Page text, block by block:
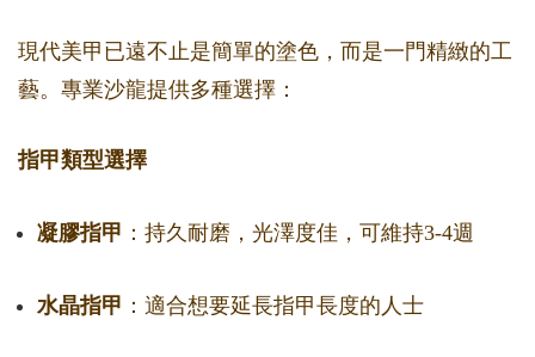
現代美甲已遠不止是簡單的塗色，而是一門精緻的工
藝。專業沙龍提供多種選擇：
指甲類型選擇
凝膠指甲 ：持久耐磨，光澤度佳，可維持3-4週
水晶指甲 ：適合想要延長指甲長度的人士